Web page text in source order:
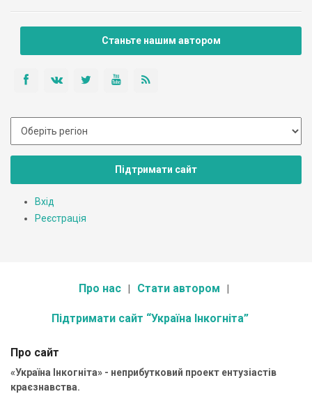
Станьте нашим автором
Підтримати сайт
Вхід
Реєстрація
Про нас Стати автором
Підтримати сайт “Україна Інкогніта”
Про сайт
«Україна Інкогніта» - неприбутковий проект ентузіастів
краєзнавства.